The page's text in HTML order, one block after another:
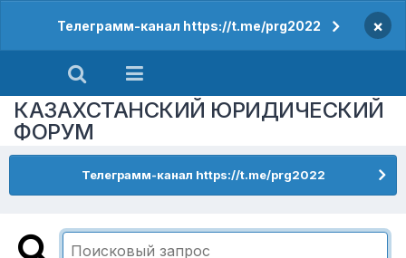
Телеграмм-канал https://t.me/prg2022 ×
КАЗАХСТАНСКИЙ ЮРИДИЧЕСКИЙ
ФОРУМ
Телеграмм-канал https://t.me/prg2022